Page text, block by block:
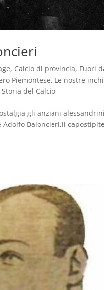
, Calcio di provincia, Fuori
Piemontese, Le nostre
Storia del Calcio
gli anziani
Baloncieri,il